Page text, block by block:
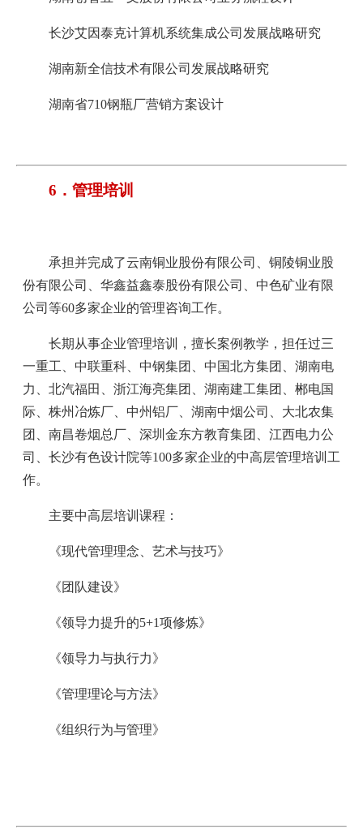
长沙艾因泰克计算机系统集成公司发展战略研究
湖南新全信技术有限公司发展战略研究
湖南省710钢瓶厂营销方案设计
6．管理培训
承担并完成了云南铜业股份有限公司、铜陵铜业股
份有限公司、华鑫益鑫泰股份有限公司、中色矿业有限
公司等60多家企业的管理咨询工作。
长期从事企业管理培训，擅长案例教学，担任过三
一重工、中联重科、中钢集团、中国北方集团、湖南电
力、北汽福田、浙江海亮集团、湖南建工集团、郴电国
际、株州冶炼厂、中州铝厂、湖南中烟公司、大北农集
团、南昌卷烟总厂、深圳金东方教育集团、江西电力公
司、长沙有色设计院等100多家企业的中高层管理培训工
作。
主要中高层培训课程：
《现代管理理念、艺术与技巧》
《团队建设》
《领导力提升的5+1项修炼》
《领导力与执行力》
《管理理论与方法》
《组织行为与管理》